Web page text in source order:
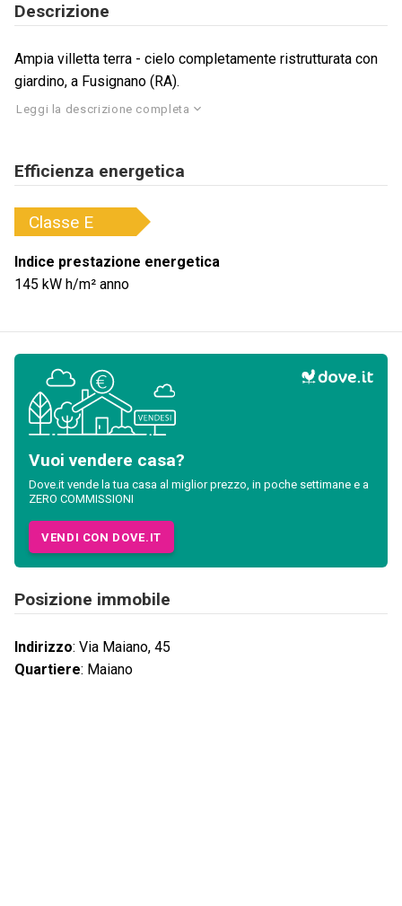
Descrizione
Ampia villetta terra - cielo completamente ristrutturata con
giardino, a Fusignano (RA).
Leggi la descrizione completa
Efficienza energetica
Classe E
Indice prestazione energetica
145 kW h/m² anno
Vuoi vendere casa?
Dove.it vende la tua casa al miglior prezzo, in poche settimane e a
ZERO COMMISSIONI
VENDI CON DOVE.IT
Posizione immobile
Indirizzo: Via Maiano, 45
Quartiere: Maiano